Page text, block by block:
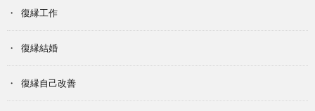
復縁工作
復縁結婚
復縁自己改善